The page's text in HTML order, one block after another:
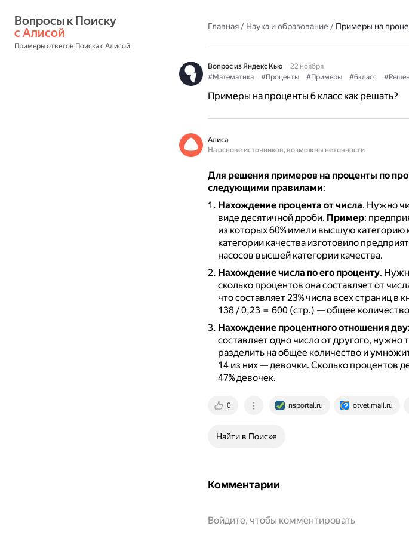
с Алисой
Примеры ответов Поиска с Алисой
Главная/ Наука и образование / Примеры на
Вопрос из Яндекс Кью
22 ноября
#Математика
#Проценты #Примеры #6класс
Примеры на проценты 6 класс как решать?
Алиса
На основе источников, возможны неточности
Для решения примеров на проценты по
следующими правилами:
Нахождение процента от числа. Нужно
виде десятичной дроби. Пример:
из которых 60% имели высшую категорию
категории качества изготовило
насосов высшей категории качества.
Нахождение числа по его проценту.
сколько процентов она составляет от
что составляет 23% числа всех страниц в
138 / 0,23 = 600 (стр.) — общее количество
Нахождение процентного отношения
составляет одно число от другого, нужно
разделить на общее количество и
14 из них — девочки. Сколько процентов
47% девочек.
0 nsportal.ru otvet.mail.ru
Найти в Поиске
Комментарии
Войдите, чтобы комментировать